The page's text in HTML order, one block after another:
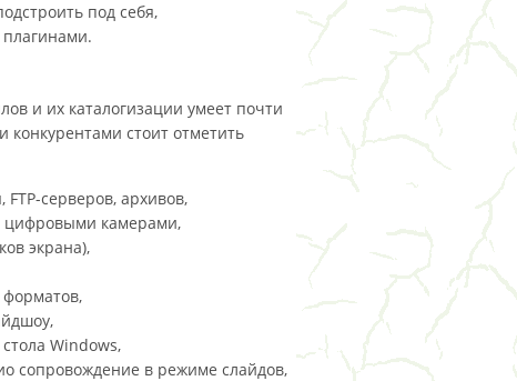
под себя,
и их каталогизации умеет почти
стоит отметить
серверов, архивов,
цифровыми камерами,
экрана),
Windows,
сопровождение в режиме слайдов,